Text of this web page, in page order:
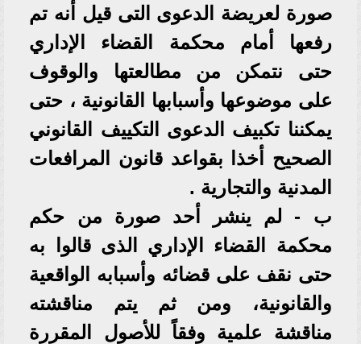
صورة لعريضة الدعوى التى قيل أنه تم
رفعها أمام محكمة القضاء الإداري
حتى نتمكن من مطالعتها والوقوف
على موضوعها وأسبابها القانونية ، حتى
يمكننا تكبيف الدعوى التكييف القانوني
الصحيح أخذا بقواعد قانون المرافعات
المدنية والتجارية .
ب - لم ينشر أحد صورة من حكم
محكمة القضاء الإداري الذى قالوا به
حتى نقف على قضائه وأسبابه الواقعية
والقانونية، ومن ثم يتم مناقشته
مناقشة علمية وفقاً للأصول المقررة